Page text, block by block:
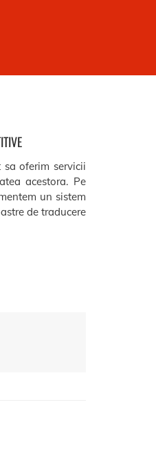
oferim servicii
acestora. Pe
un sistem
de traducere